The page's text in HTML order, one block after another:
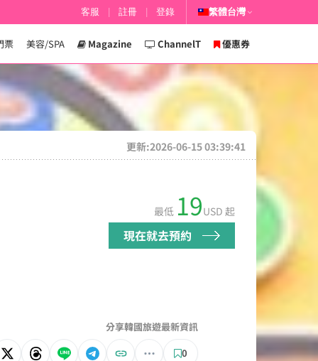
票 美容/SPA Magazine ChannelT 優惠券
客服 註冊 登錄 繁體台灣
更新:2026-06-15 03:39:41
最低 19USD 起
現在就去預約
分享韓國旅遊最新資訊
0